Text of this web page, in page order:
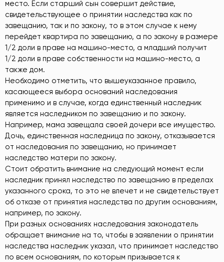
место. Если старший сын совершит действие,
свидетельствующее о принятии наследства как по
завещанию, так и по закону, то в этом случае к нему
перейдет квартира по завещанию, а по закону в размере
1/2 доли в праве на машино-место, а младший получит
1/2 доли в праве собственности на машино-место, а
также дом.
Необходимо отметить, что вышеуказанное правило,
касающееся выбора оснований наследования
применимо и в случае, когда единственный наследник
является наследником по завещанию и по закону.
Например, мама завещала своей дочери все имущество.
Дочь, единственная наследница по закону, отказывается
от наследования по завещанию, но принимает
наследство матери по закону.
Стоит обратить внимание на следующий момент если
наследник принял наследство по завещанию в пределах
указанного срока, то это не влечет и не свидетельствует
об отказе от принятия наследства по другим основаниям,
например, по закону.
При разных основаниях наследования законодатель
обращает внимание на то, чтобы в заявлении о принятии
наследства наследник указал, что принимает наследство
по всем основаниям, по которым призывается к